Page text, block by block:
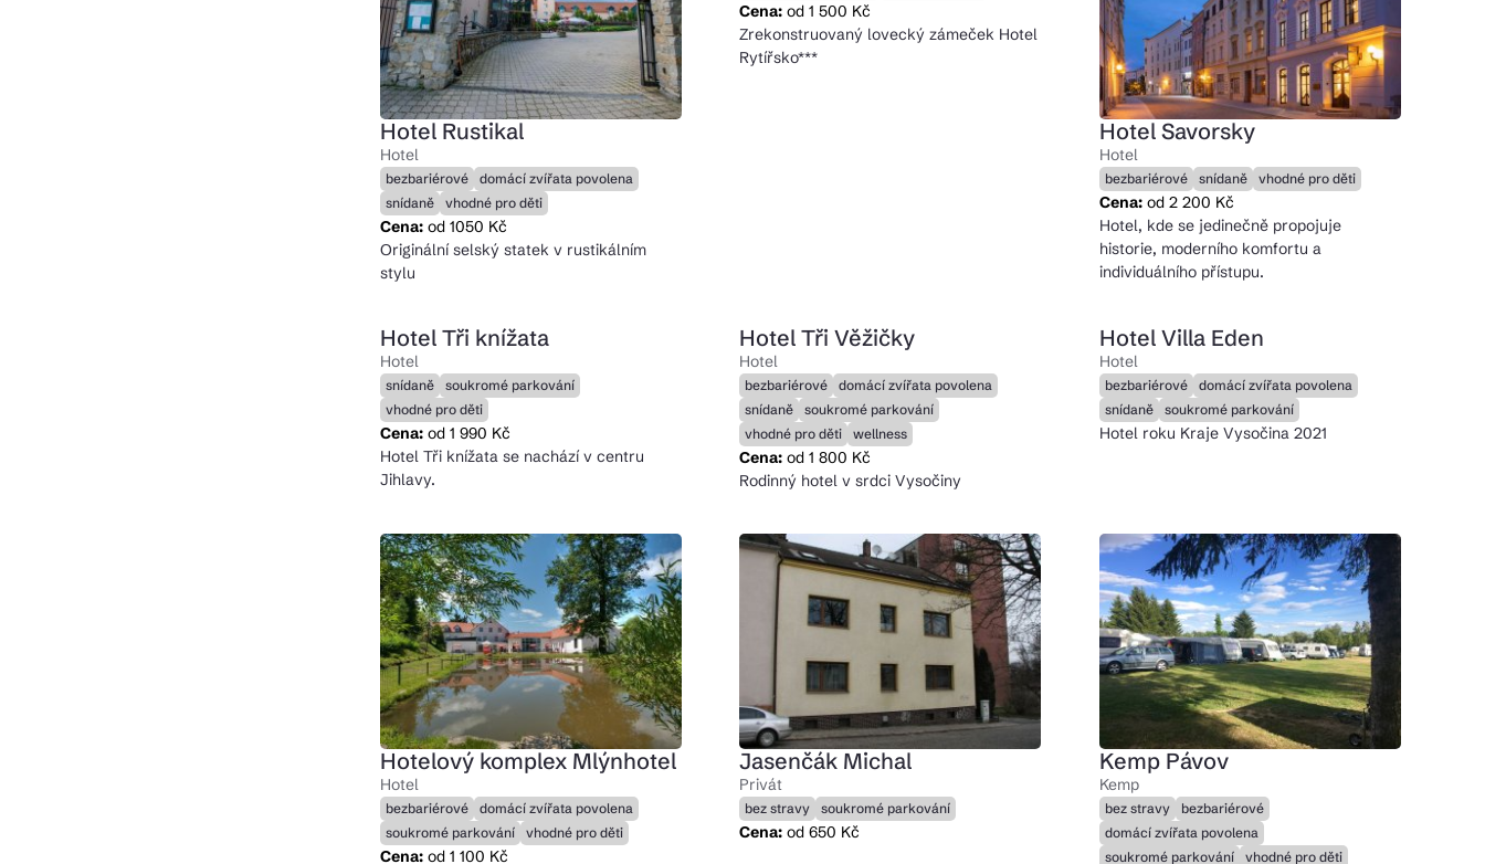
Hotel Rustikal
Hotel
bezbariérové
domácí zvířata povolena
snídaně
vhodné pro děti
Cena:od 1050 Kč
Originální selský statek v rustikálním
stylu
Cena: od 1 500 Kč
Zrekonstruovaný lovecký zámeček Hotel
Rytířsko***
Hotel Savorsky
Hotel
bezbariérové snídaně vhodné pro děti
Cena: od 2 200 Kč
Hotel, kde se jedinečně propojuje
historie, moderního komfortu a
individuálního přístupu.
Hotel Tři knížata
Hotel
snídaně
soukromé parkování
vhodné pro děti
Cena:od 1 990 Kč
Hotel Tři knížata se nachází v centru
Jihlavy.
Hotel Tři Věžičky
Hotel
bezbariérové
domácí zvířata povolena
snídaně
soukromé parkování
vhodné pro děti
wellness
Cena: od 1 800 Kč
Rodinný hotel v srdci Vysočiny
Hotel Villa Eden
Hotel
bezbariérové
domácí zvířata povolena
snídaně
soukromé parkování
Hotel roku Kraje Vysočina 2021
Hotelový komplex Mlýnhotel
Hotel
bezbariérové
domácí zvířata povolena
soukromé parkování
vhodné pro děti
Cena:od 1 100 Kč
Jasenčák Michal
Privát
bez stravy soukromé parkování
Cena: od 650 Kč
Kemp Pávov
Kemp
bez stravy
bezbariérové
domácí zvířata povolena
soukromé parkování
vhodné pro děti